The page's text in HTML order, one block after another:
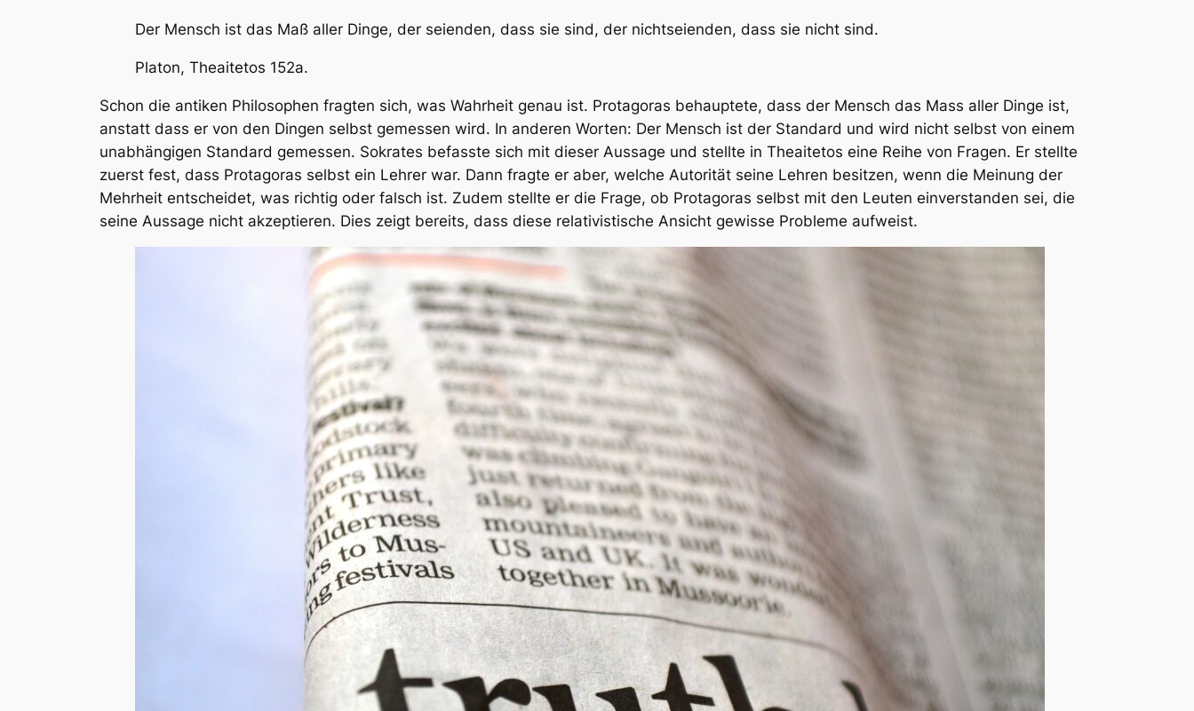
Der Mensch ist das Maß aller Dinge, der seienden, dass sie sind, der nichtseienden, dass sie nicht sind.
Platon, Theaitetos 152a.
Schon die antiken Philosophen fragten sich, was Wahrheit genau ist. Protagoras behauptete, dass der Mensch das Mass aller Dinge ist,
anstatt dass er von den Dingen selbst gemessen wird. In anderen Worten: Der Mensch ist der Standard und wird nicht selbst von einem
unabhängigen Standard gemessen. Sokrates befasste sich mit dieser Aussage und stellte in Theaitetos eine Reihe von Fragen. Er stellte
zuerst fest, dass Protagoras selbst ein Lehrer war. Dann fragte er aber, welche Autorität seine Lehren besitzen, wenn die Meinung der
Mehrheit entscheidet, was richtig oder falsch ist. Zudem stellte er die Frage, ob Protagoras selbst mit den Leuten einverstanden sei, die
seine Aussage nicht akzeptieren. Dies zeigt bereits, dass diese relativistische Ansicht gewisse Probleme aufweist.